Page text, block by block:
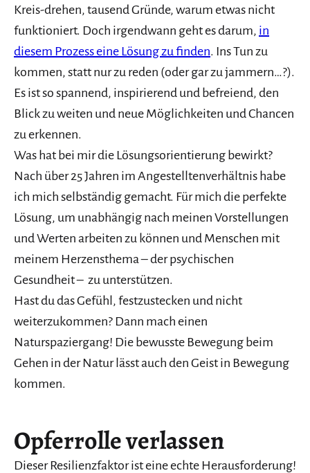
Kreis-drehen, tausend Gründe, warum etwas nicht
funktioniert. Doch irgendwann geht es darum, in
diesem Prozess eine Lösung zu finden. Ins Tun zu
kommen, statt nur zu reden (oder gar zu jammern…?).
Es ist so spannend, inspirierend und befreiend, den
Blick zu weiten und neue Möglichkeiten und Chancen
zu erkennen.
Was hat bei mir die Lösungsorientierung bewirkt?
Nach über 25 Jahren im Angestelltenverhältnis habe
ich mich selbständig gemacht. Für mich die perfekte
Lösung, um unabhängig nach meinen Vorstellungen
und Werten arbeiten zu können und Menschen mit
meinem Herzensthema – der psychischen
Gesundheit – zu unterstützen.
Hast du das Gefühl, festzustecken und nicht
weiterzukommen? Dann mach einen
Naturspaziergang! Die bewusste Bewegung beim
Gehen in der Natur lässt auch den Geist in Bewegung
kommen.
Opferrolle verlassen
Dieser Resilienzfaktor ist eine echte Herausforderung!